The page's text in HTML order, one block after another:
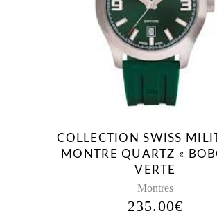
COLLECTION SWISS
MONTRE QUARTZ «
VERTE
Montres
235.00€